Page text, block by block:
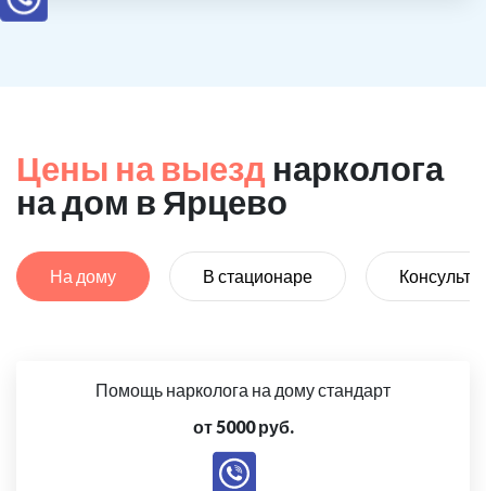
Цены на выезд нарколога
на дом в Ярцево
На дому В стационаре
Помощь нарколога на дому стандарт
от 5000 руб.